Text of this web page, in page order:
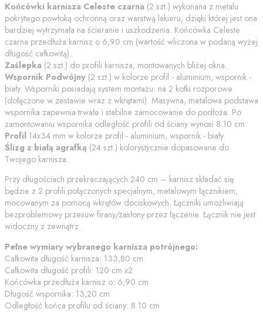
Końcówki karnisza Celeste czarna (2 szt.) wykonana z metalu
pokrytego powłoką ochronną oraz warstwą lakieru, dzięki której jest ona
bardziej wytrzymała na ścieranie i uszkodzenia. Końcówka Celeste
czarna przedłuża karnisz o 6,90 cm (wartość wliczona w podaną wyżej
długość całkowitą).
Zaślepka (2 szt.) do profili karnisza, montowanych bliżej okna.
Wspornik Podwójny (2 szt.) w kolorze profil - aluminium, wspornik -
biały. Wsporniki posiadają system montażu: na 2 kołki rozporowe
(dołączone w zestawie wraz z wkrętami). Masywna, metalowa podstawa
wspornika zapewnia trwałe i stabilne zamocowanie do podłoża. Po
zamontowaniu wspornika odległość profili od ściany wynosi 8.10 cm
Profil 14x34 mm w kolorze profil - aluminium, wspornik - biały.
Ślizg z białą agrafką (24 szt.) kolorystycznie dopasowane do
Twojego karnisza.
Przy długościach przekraczających 240 cm – karnisz składać się
będzie z 2 profili połączonych specjalnym, metalowym łącznikiem,
mocowanym za pomocą wkrętów dociskowych. Łączniki umożliwiają
bezproblemowy przesuw firany/zasłony przez łączenie. Łącznik nie jest
widoczny z zewnątrz.
Pełne wymiary wybranego karnisza potrójnego:
Całkowita długość karnisza: 133,80 cm
Całkowita długość profili: 120 cm x2
Końcówka przedłuża karnisz o: 6,90 cm
Długość wspornika: 13,20 cm
Odległość końca profilu od ściany: 8.10 cm